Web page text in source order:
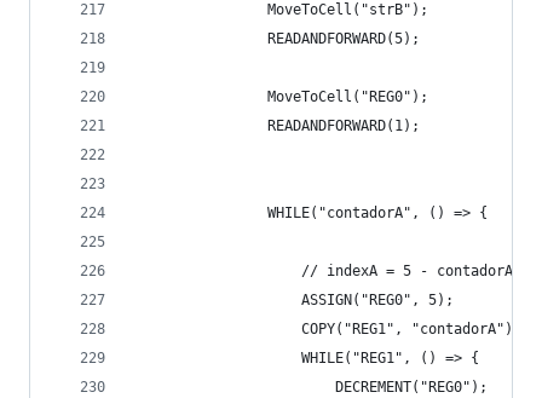
                MoveToCell("strB");
                READANDFORWARD(5);
                MoveToCell("REG0");
                READANDFORWARD(1);
                WHILE("contadorA", () => {
                    // indexA = 5 - contadorA
                    ASSIGN("REG0", 5);
                    COPY("REG1", "contadorA");
                    WHILE("REG1", () => {
                        DECREMENT("REG0");